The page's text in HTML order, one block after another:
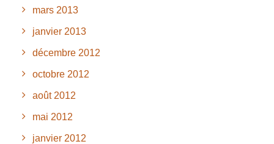
mars 2013
janvier 2013
décembre 2012
octobre 2012
août 2012
mai 2012
janvier 2012